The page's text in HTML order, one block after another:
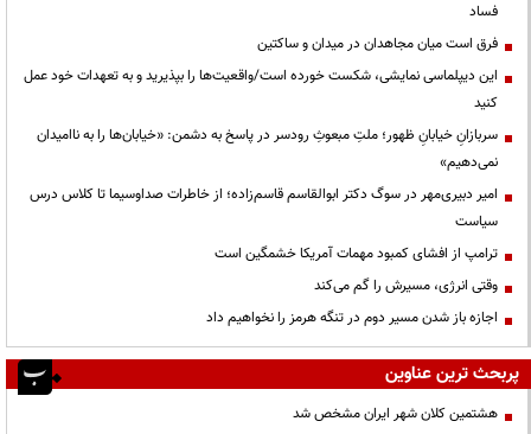
فساد
فرق است میان مجاهدان در میدان و ساکتین
این دیپلماسی نمایشی، شکست خورده است/واقعیت‌ها را بپذیرید و به تعهدات خود عمل
کنید
سربازانِ خیابانِ ظهور؛ ملتِ مبعوثِ رودسر در پاسخ به دشمن: «خیابان‌ها را به ناامیدان
نمی‌دهیم»
امیر دبیری‌مهر در سوگ دکتر ابوالقاسم قاسم‌زاده؛ از خاطرات صداوسیما تا کلاس درس
سیاست
ترامپ از افشای کمبود مهمات آمریکا خشمگین است
وقتی انرژی، مسیرش را گم می‌کند
اجازه باز شدن مسیر دوم در تنگه هرمز را نخواهیم داد
پربحث ترین عناوین
هشتمین کلان شهر ایران مشخص شد